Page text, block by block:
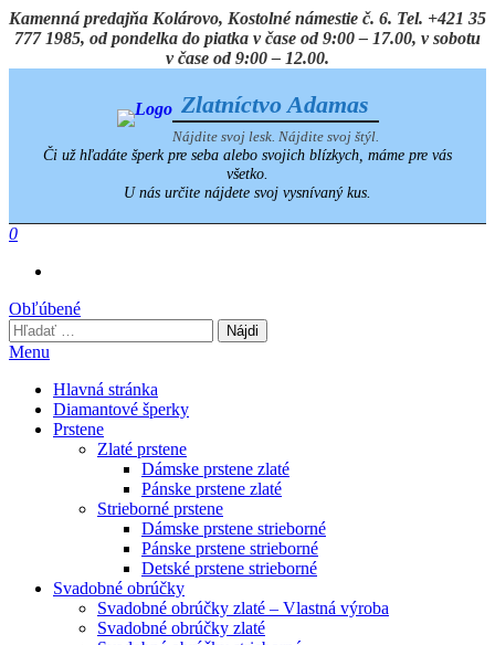
Preskočiť
na
Kamenná predajňa Kolárovo, Kostolné námestie č. 6. Tel. +421 35
777 1985, od pondelka do piatka v čase od 9:00 – 17.00, v sobotu
v čase od 9:00 – 12.00.
Zlatníctvo Adamas
Nájdite svoj lesk. Nájdite svoj štýl.
Či už hľadáte šperk pre seba alebo svojich blízkych, máme pre vás
všetko.
U nás určite nájdete svoj vysnívaný kus.
0
Obľúbené
Hľadať:
Menu
Hlavná stránka
Diamantové šperky
Prstene
Zlaté prstene
Dámske prstene zlaté
Pánske prstene zlaté
Strieborné prstene
Dámske prstene strieborné
Pánske prstene strieborné
Detské prstene strieborné
Svadobné obrúčky
Svadobné obrúčky zlaté – Vlastná výroba
Svadobné obrúčky zlaté